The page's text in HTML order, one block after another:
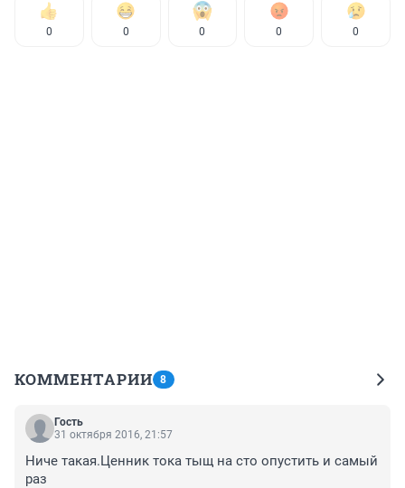
0 0 0 0 0
КОММЕНТАРИИ 8
Гость
31 октября 2016, 21:57
Ниче такая.Ценник тока тыщ на сто опустить и самый
раз